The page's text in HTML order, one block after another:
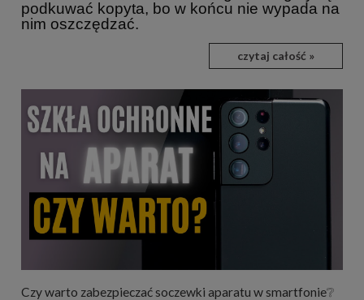
podkuwać kopyta, bo w końcu nie wypada na
nim oszczędzać.
czytaj całość »
Czy warto zabezpieczać soczewki aparatu w smartfonie❔